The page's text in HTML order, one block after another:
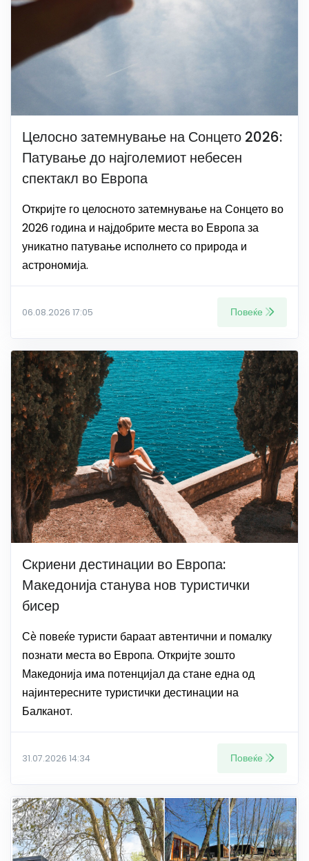
Целосно затемнување на Сонцето 2026:
Патување до најголемиот небесен
спектакл во Европа
Откријте го целосното затемнување на Сонцето во
2026 година и најдобрите места во Европа за
уникатно патување исполнето со природа и
астрономија.
06.08.2026 17:05 Повеќе
Скриени дестинации во Европа:
Македонија станува нов туристички
бисер
Сѐ повеќе туристи бараат автентични и помалку
познати места во Европа. Откријте зошто
Македонија има потенцијал да стане една од
најинтересните туристички дестинации на
Балканот.
31.07.2026 14:34 Повеќе